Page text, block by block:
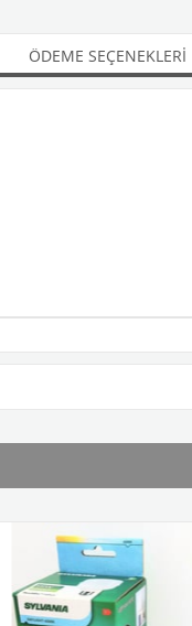
ÖDEME SEÇENEKLERI